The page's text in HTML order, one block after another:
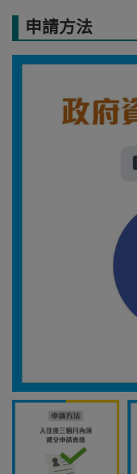
申請方法